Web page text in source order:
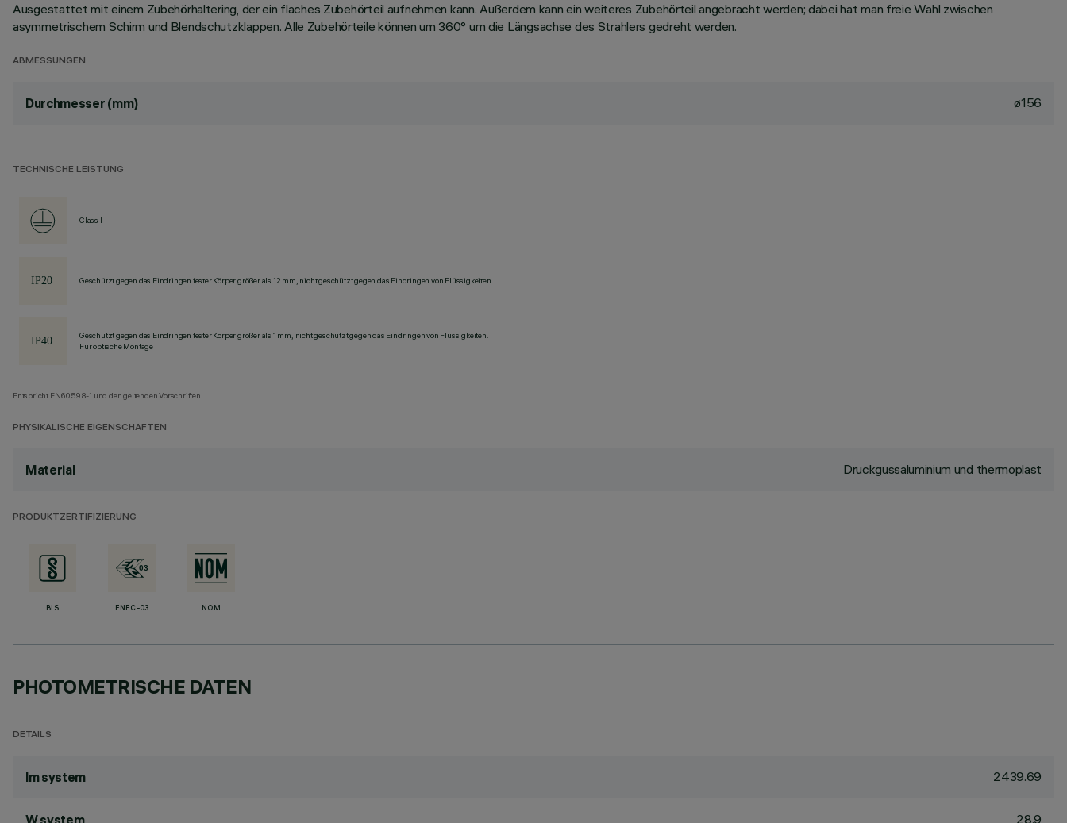
Ausgestattet mit einem Zubehörhaltering, der ein flaches Zubehörteil aufnehmen kann. Außerdem kann ein weiteres Zubehörteil angebracht werden; dabei hat man freie Wahl zwischen
asymmetrischem Schirm und Blendschutzklappen. Alle Zubehörteile können um 360° um die Längsachse des Strahlers gedreht werden.
ABMESSUNGEN
Durchmesser (mm) ø156
TECHNISCHE LEISTUNG
Class I
Geschützt gegen das Eindringen fester Körper größer als 12 mm, nicht geschützt gegen das Eindringen von Flüssigkeiten.
Geschützt gegen das Eindringen fester Körper größer als 1 mm, nicht geschützt gegen das Eindringen von Flüssigkeiten.
Für optische Montage
Entspricht EN60598-1 und den geltenden Vorschriften.
PHYSIKALISCHE EIGENSCHAFTEN
Material Druckgussaluminium und thermoplast
PRODUKTZERTIFIZIERUNG
BIS ENEC-03 NOM
PHOTOMETRISCHE DATEN
DETAILS
lm system 2439.69
W system 28.9